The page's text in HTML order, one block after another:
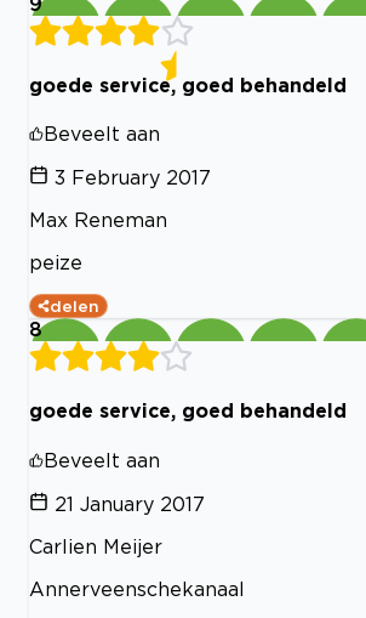
goede service, goed behandeld
Beveelt aan
3 February 2017
Max Reneman
peize
delen
8
goede service, goed behandeld
Beveelt aan
21 January 2017
Carlien Meijer
Annerveenschekanaal